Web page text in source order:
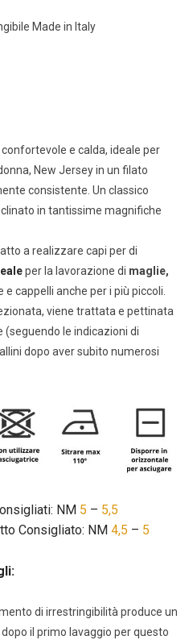
Made in Italy
confortevole e calda, ideale per
New Jersey in un filato
consistente. Un classico
in tantissime magnifiche
a realizzare capi per di
per la lavorazione di maglie,
e cappelli anche per i più piccoli.
viene trattata e pettinata
le indicazioni di
dopo aver subito numerosi
NM 5 – 5,5
Consigliato: NM 4,5 – 5
di irrestringibilità produce un
il primo lavaggio per questo